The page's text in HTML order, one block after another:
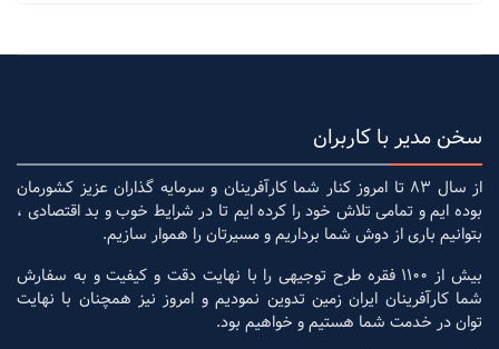
سخن مدیر با کاربران
از سال 83 تا امروز کنار شما کارآفرینان و سرمایه گذاران عزیز کشورمان
بوده ایم و تمامی تلاش خود را کرده ایم تا در شرایط خوب و بد اقتصادی ،
بتوانیم باری از دوش شما برداریم و مسیرتان را هموار سازیم.
بیش از 1100 فقره طرح توجیهی را با نهایت دقت و کیفیت و به سفارش
شما کارآفرینان ایران زمین تدوین نمودیم و امروز نیز همچنان با نهایت
توان در خدمت شما هستیم و خواهیم بود.